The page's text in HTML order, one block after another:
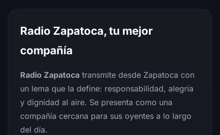
Radio Zapatoca, tu mejor
compañía
Radio Zapatoca transmite desde Zapatoca con
un lema que la define: responsabilidad, alegría
y dignidad al aire. Se presenta como una
compañía cercana para sus oyentes a lo largo
del día.